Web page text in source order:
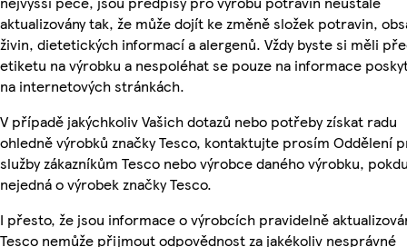
aktualizovány tak, že může dojít ke změně složek potravin,
živin, dietetických informací a alergenů. Vždy byste si měli
etiketu na výrobku a nespoléhat se pouze na informace
na internetových stránkách.
V případě jakýchkoliv Vašich dotazů nebo potřeby získat radu
ohledně výrobků značky Tesco, kontaktujte prosím Oddělení
služby zákazníkům Tesco nebo výrobce daného výrobku,
nejedná o výrobek značky Tesco.
I přesto, že jsou informace o výrobcích pravidelně
Tesco nemůže přijmout odpovědnost za jakékoliv nesprávné